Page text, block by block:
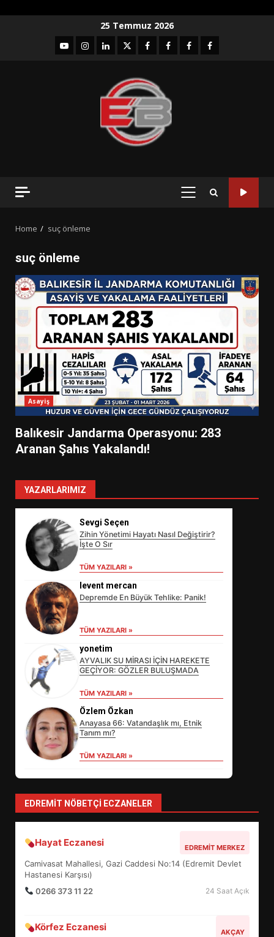
25 Temmuz 2026
YouTubeInstagram
LinkedIntwitterfacebook-Facebook-
Facebook-Facebook-
PRIMARY
Home suç önleme
suç önleme
Asayiş
Balıkesir Jandarma Operasyonu: 283
Aranan Şahıs Yakalandı!
YAZARLARIMIZ
Sevgi Seçen
Zihin Yönetimi Hayatı Nasıl Değiştirir?
İşte O Sır
TÜM YAZILARI »
levent mercan
Depremde En Büyük Tehlike: Panik!
TÜM YAZILARI »
yonetim
AYVALIK SU MİRASI İÇİN HAREKETE
GEÇİYOR: GÖZLER BULUŞMADA
TÜM YAZILARI »
Özlem Özkan
Anayasa 66: Vatandaşlık mı, Etnik
Tanım mı?
TÜM YAZILARI »
EDREMIT NÖBETÇI ECZANELER
Hayat Eczanesi EDREMIT MERKEZ
Camivasat Mahallesi, Gazi Caddesi No:14 (Edremit Devlet
Hastanesi Karşısı)
0266 373 11 22
24 Saat Açık
Körfez Eczanesi AKÇAY
3
SÜRDÜRÜLEBİLİRLİKTE NE
DEĞİŞECEK?
4
5
BALIKESİR MÜZELERİNDE SÜRE
UZATILDI: NE DEĞİŞTİ?
TURNUVASI KAYITLARI NEYİ